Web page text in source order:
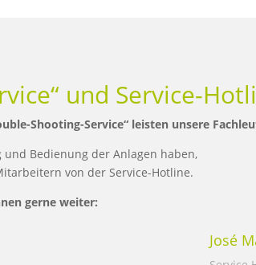
und Service-
Shooting-Service“ leisten unsere
Bedienung der Anlagen haben,
von der Service-Hotline.
gerne weiter:
José